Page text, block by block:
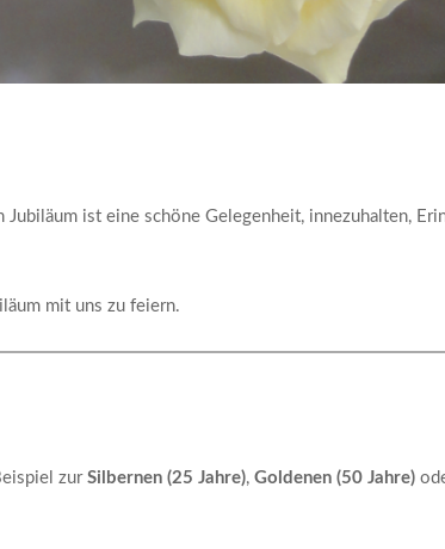
ist eine schöne Gelegenheit, innezuhalten,
mit uns zu feiern.
zur Silbernen (25 Jahre), Goldenen (50 Jahre)